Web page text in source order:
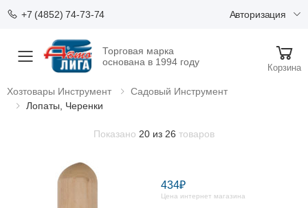
+7 (4852) 74-73-74 Авторизация
Меню
Торговая марка
основана в 1994 году
Корзина
Хозтовары Инструмент
Садовый Инструмент
Лопаты, Черенки
Показано 20 из 26 товаров
434₽
Цена интернет магазина